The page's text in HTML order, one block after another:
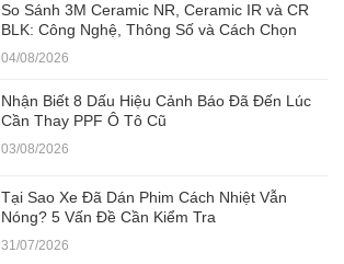
So Sánh 3M Ceramic NR, Ceramic IR và CR
BLK: Công Nghệ, Thông Số và Cách Chọn
04/08/2026
Nhận Biết 8 Dấu Hiệu Cảnh Báo Đã Đến Lúc
Cần Thay PPF Ô Tô Cũ
03/08/2026
Tại Sao Xe Đã Dán Phim Cách Nhiệt Vẫn
Nóng? 5 Vấn Đề Cần Kiểm Tra
31/07/2026